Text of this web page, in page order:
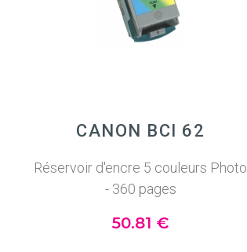
CANON BCI 62
Réservoir d'encre 5 couleurs Photo
- 360 pages
50.81 €